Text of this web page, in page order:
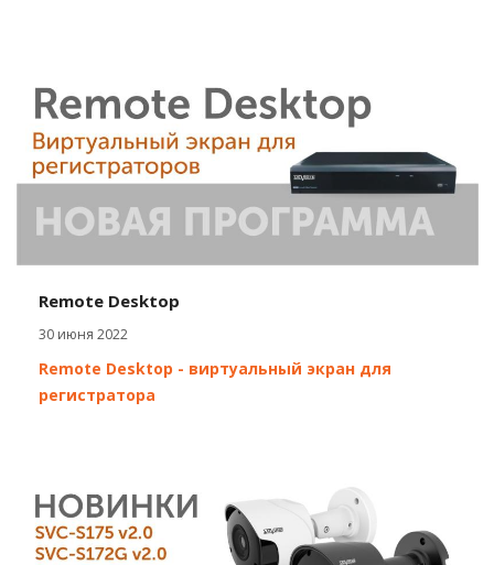
Remote Desktop
30 июня 2022
Remote Desktop - виртуальный экран для
регистратора